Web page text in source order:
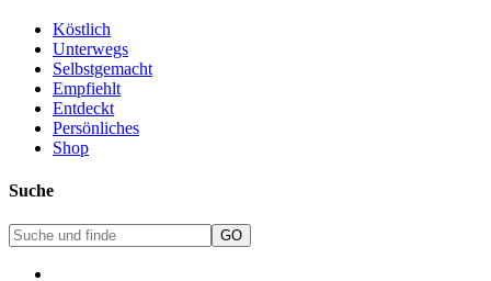
Köstlich
Unterwegs
Selbstgemacht
Empfiehlt
Entdeckt
Persönliches
Shop
Suche